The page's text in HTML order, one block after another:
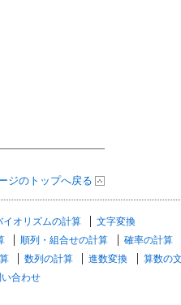
ジのトップへ戻る
イオリズムの計算
文字変換
順列・組合せの計算
確率の計算
数列の計算 進数変換
算数の
い合わせ